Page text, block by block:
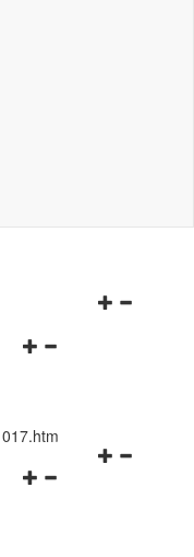
Navigationsmenü
Navigationsmenü